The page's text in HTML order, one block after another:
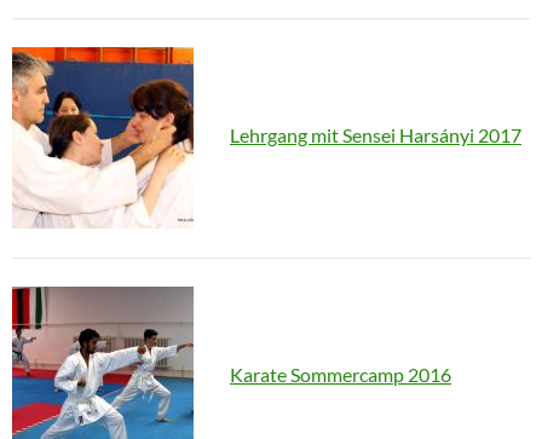
Lehrgang mit Sensei Harsányi 2017
Karate Sommercamp 2016